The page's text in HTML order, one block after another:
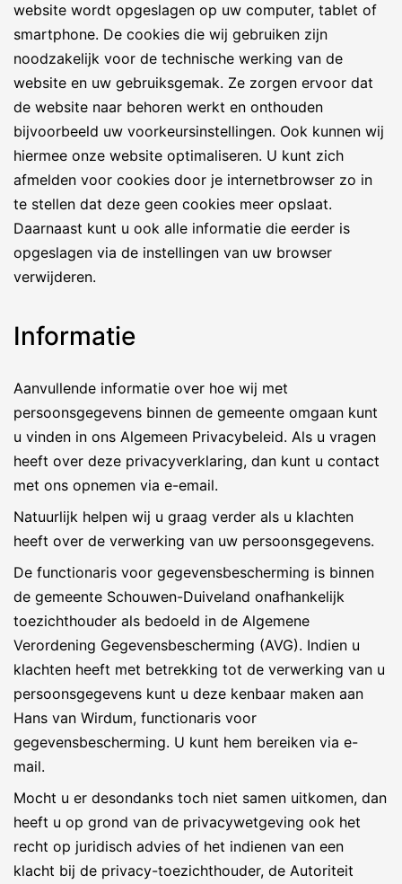
website wordt opgeslagen op uw computer, tablet of
smartphone. De cookies die wij gebruiken zijn
noodzakelijk voor de technische werking van de
website en uw gebruiksgemak. Ze zorgen ervoor dat
de website naar behoren werkt en onthouden
bijvoorbeeld uw voorkeursinstellingen. Ook kunnen wij
hiermee onze website optimaliseren. U kunt zich
afmelden voor cookies door je internetbrowser zo in
te stellen dat deze geen cookies meer opslaat.
Daarnaast kunt u ook alle informatie die eerder is
opgeslagen via de instellingen van uw browser
verwijderen.
Informatie
Aanvullende informatie over hoe wij met
persoonsgegevens binnen de gemeente omgaan kunt
u vinden in ons Algemeen Privacybeleid. Als u vragen
heeft over deze privacyverklaring, dan kunt u contact
met ons opnemen via e-email.
Natuurlijk helpen wij u graag verder als u klachten
heeft over de verwerking van uw persoonsgegevens.
De functionaris voor gegevensbescherming is binnen
de gemeente Schouwen-Duiveland onafhankelijk
toezichthouder als bedoeld in de Algemene
Verordening Gegevensbescherming (AVG). Indien u
klachten heeft met betrekking tot de verwerking van u
persoonsgegevens kunt u deze kenbaar maken aan
Hans van Wirdum, functionaris voor
gegevensbescherming. U kunt hem bereiken via e-
mail.
Mocht u er desondanks toch niet samen uitkomen, dan
heeft u op grond van de privacywetgeving ook het
recht op juridisch advies of het indienen van een
klacht bij de privacy-toezichthouder, de Autoriteit